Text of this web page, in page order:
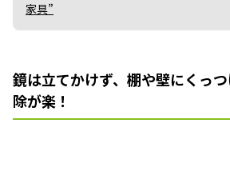
家具”
鏡は立てかけず、棚や壁にくっ
除が楽！